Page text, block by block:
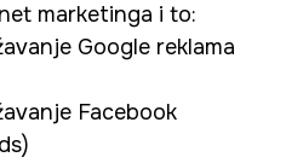
marketinga i to:
Google reklama
Facebook